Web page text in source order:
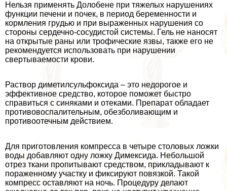
Нельзя применять Долобене при тяжелых нарушениях
функции печени и почек, в период беременности и
кормления гpyдью и при выраженных нарушения со
стороны сердечно-сосудистой системы. Гель не наносят
на открытые раны или трофические язвы, также его не
рекомендуется использовать при нарушении
свертываемости крови.
Раствор диметилсульфоксида – это недорогое и
эффективное средство, которое поможет быстро
справиться с синяками и отеками. Препарат обладает
противовоспалительным, обезболивающим и
противоотечным действием.
Для приготовления компресса в четыре столовых ложки
воды добавляют одну ложку Димексида. Небольшой
отрез ткани пропитывают средством, прикладывают к
пораженному участку и фиксируют повязкой. Такой
компресс оставляют на ночь. Процедуру делают